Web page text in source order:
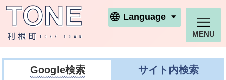
利根町ホームページ
Language
MENU
Google検索 サイト内検索